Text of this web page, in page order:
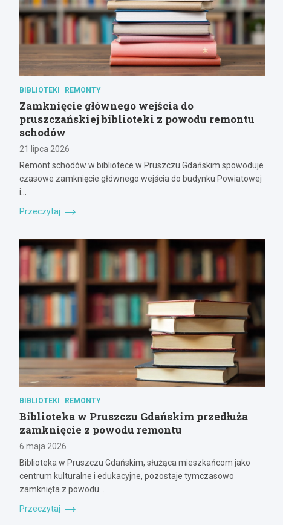
BIBLIOTEKI REMONTY
Zamknięcie głównego wejścia do
pruszczańskiej biblioteki z powodu remontu
schodów
21 lipca 2026
Remont schodów w bibliotece w Pruszczu Gdańskim spowoduje
czasowe zamknięcie głównego wejścia do budynku Powiatowej
i…
Przeczytaj
BIBLIOTEKI REMONTY
Biblioteka w Pruszczu Gdańskim przedłuża
zamknięcie z powodu remontu
6 maja 2026
Biblioteka w Pruszczu Gdańskim, służąca mieszkańcom jako
centrum kulturalne i edukacyjne, pozostaje tymczasowo
zamknięta z powodu…
Przeczytaj